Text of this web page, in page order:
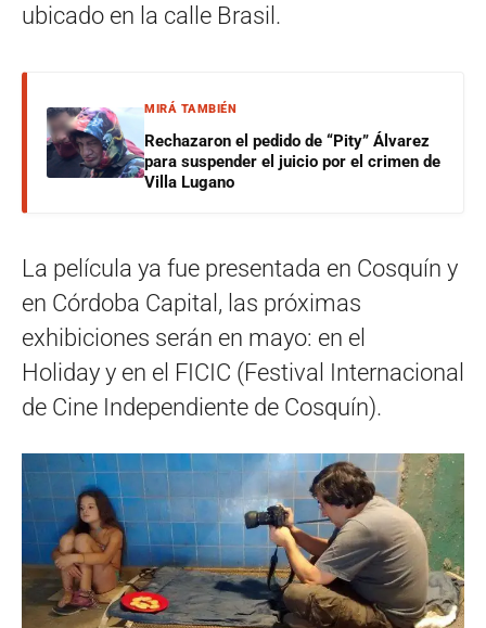
ubicado en la calle Brasil.
MIRÁ TAMBIÉN
Rechazaron el pedido de “Pity” Álvarez
para suspender el juicio por el crimen de
Villa Lugano
La película ya fue presentada en Cosquín y
en Córdoba Capital, las próximas
exhibiciones serán en mayo: en el
Holiday y en el FICIC (Festival Internacional
de Cine Independiente de Cosquín).